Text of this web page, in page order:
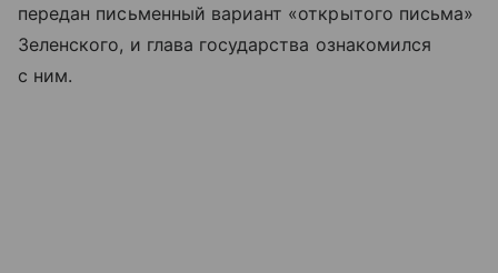
передан письменный вариант «открытого письма»
Зеленского, и глава государства ознакомился
с ним.